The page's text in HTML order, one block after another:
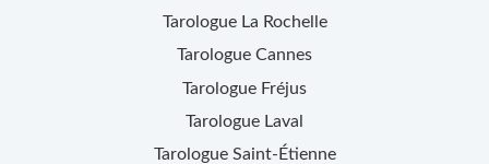
Tarologue La Rochelle
Tarologue Cannes
Tarologue Fréjus
Tarologue Laval
Tarologue Saint-Étienne